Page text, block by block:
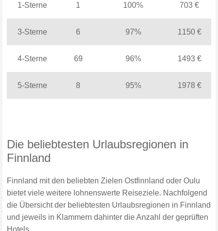
1-Sterne 1 100% 703 €
3-Sterne 6 97% 1150 €
4-Sterne 69 96% 1493 €
5-Sterne 8 95% 1978 €
Die beliebtesten Urlaubsregionen in
Finnland
Finnland mit den beliebten Zielen Ostfinnland oder Oulu
bietet viele weitere lohnenswerte Reiseziele. Nachfolgend
die Übersicht der beliebtesten Urlaubsregionen in Finnland
und jeweils in Klammern dahinter die Anzahl der geprüften
Hotels.